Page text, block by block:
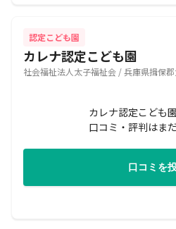
認定こども園
カレナ認定こども園
社会福祉法人太子福祉会 / 兵庫県揖保
カレナ認定こども
口コミ・評判はま
口コミを